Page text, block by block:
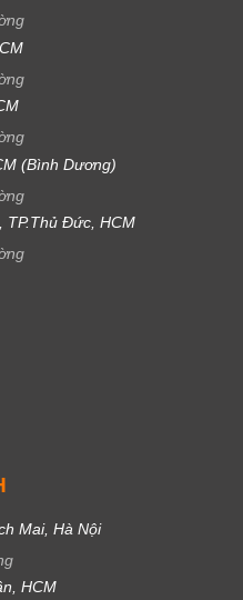
(Bình Dương)
TP.Thủ Đức, HCM
Mai, Hà Nội
HCM